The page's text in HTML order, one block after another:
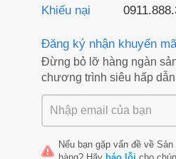
Khiếu nại
Đăng ký nhận khuyến
Đừng bỏ lỡ hàng ngàn
chương trình siêu hấp dẫn
Nếu bạn gặp vấn đề về Sản